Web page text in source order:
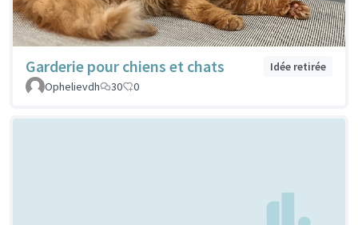
Garderie pour chiens et chats
Idée retirée
Ophelievdh
30 0